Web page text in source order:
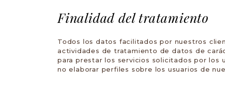
Finalidad del tratamiento
Todos los datos facilitados por nuestros
actividades de tratamiento de datos de
para prestar los servicios solicitados por los
no elaborar perfiles sobre los usuarios de